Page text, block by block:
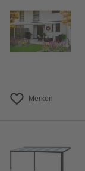
Merken